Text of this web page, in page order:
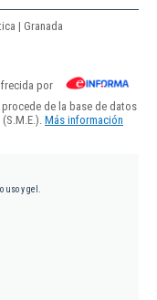
| Granada
por
de la base de datos
Más información
uso y gel.